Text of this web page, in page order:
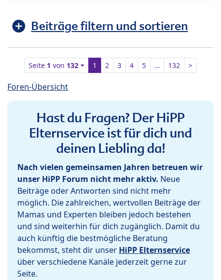
Beiträge filtern und sortieren
Seite 1 von 132 1 2 3 4 5 … 132 >
Foren-Übersicht
Hast du Fragen? Der HiPP
Elternservice ist für dich und
deinen Liebling da!
Nach vielen gemeinsamen Jahren betreuen wir
unser HiPP Forum nicht mehr aktiv. Neue
Beiträge oder Antworten sind nicht mehr
möglich. Die zahlreichen, wertvollen Beiträge der
Mamas und Experten bleiben jedoch bestehen
und sind weiterhin für dich zugänglich. Damit du
auch künftig die bestmögliche Beratung
bekommst, steht dir unser HiPP Elternservice
über verschiedene Kanäle jederzeit gerne zur
Seite.